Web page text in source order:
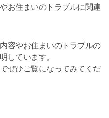
お住まいのトラブルに関連
容やお住まいのトラブルの
しています。
ぜひご覧になってみてくだ